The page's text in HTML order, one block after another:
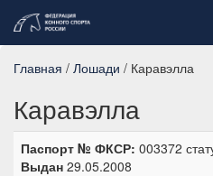
Главная / Лошади / Каравэлла
Каравэлла
Паспорт № ФКСР: 003372
Выдан 29.05.2008